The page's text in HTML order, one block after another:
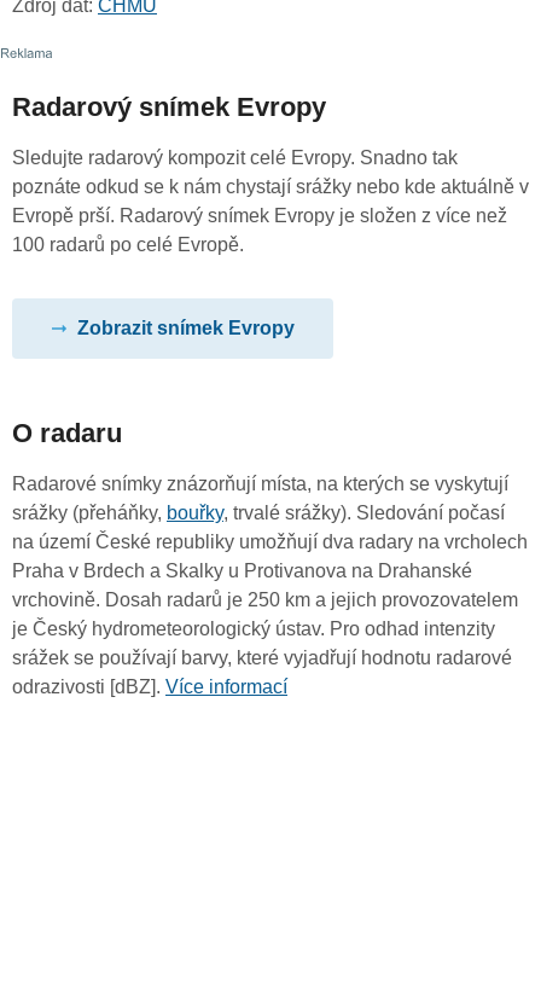
Zdroj dat: ČHMÚ
Radarový snímek Evropy
Sledujte radarový kompozit celé Evropy. Snadno tak
poznáte odkud se k nám chystají srážky nebo kde aktuálně v
Evropě prší. Radarový snímek Evropy je složen z více než
100 radarů po celé Evropě.
Zobrazit snímek Evropy
O radaru
Radarové snímky znázorňují místa, na kterých se vyskytují
srážky (přeháňky, bouřky, trvalé srážky). Sledování počasí
na území České republiky umožňují dva radary na vrcholech
Praha v Brdech a Skalky u Protivanova na Drahanské
vrchovině. Dosah radarů je 250 km a jejich provozovatelem
je Český hydrometeorologický ústav. Pro odhad intenzity
srážek se používají barvy, které vyjadřují hodnotu radarové
odrazivosti [dBZ]. Více informací